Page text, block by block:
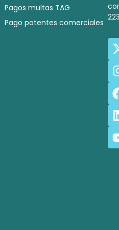
Pagos multas TAG
Pago patentes comerciales